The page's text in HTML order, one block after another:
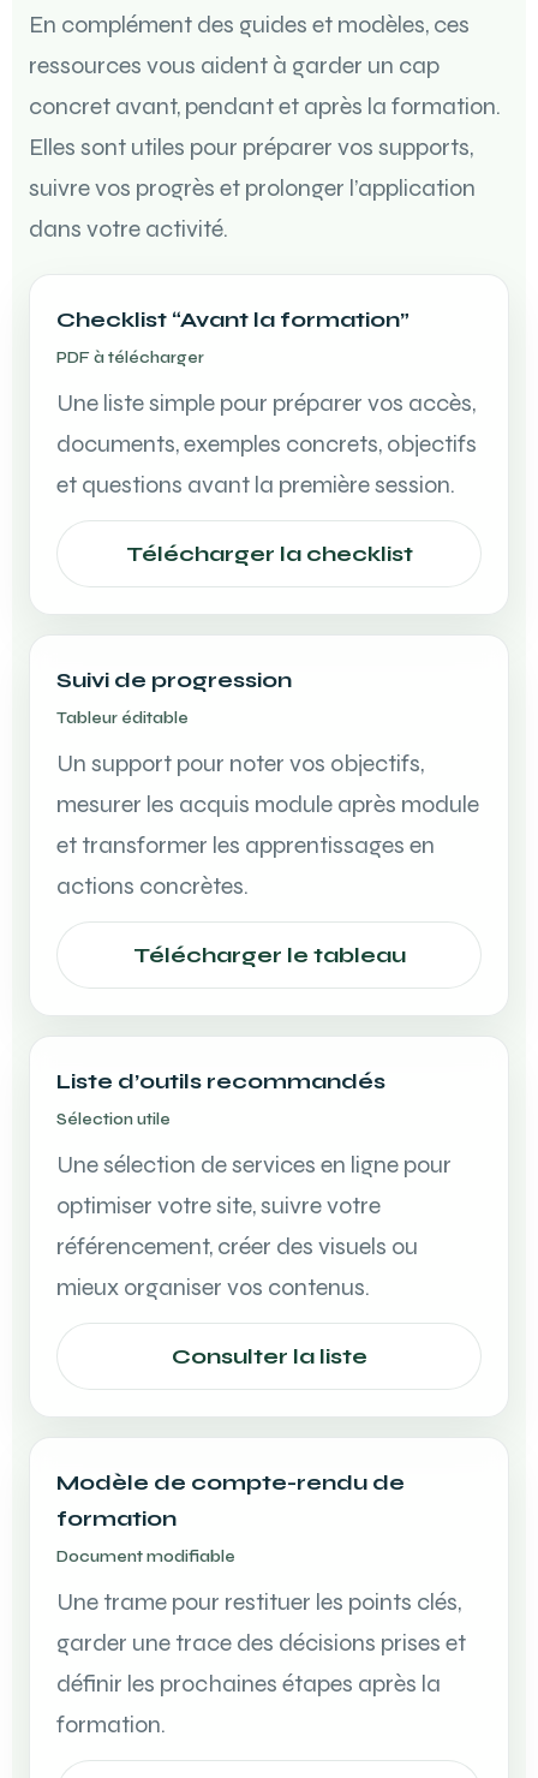
En complément des guides et modèles, ces
ressources vous aident à garder un cap
concret avant, pendant et après la formation.
Elles sont utiles pour préparer vos supports,
suivre vos progrès et prolonger l’application
dans votre activité.
Checklist “Avant la formation”
PDF à télécharger
Une liste simple pour préparer vos accès,
documents, exemples concrets, objectifs
et questions avant la première session.
Télécharger la checklist
Suivi de progression
Tableur éditable
Un support pour noter vos objectifs,
mesurer les acquis module après module
et transformer les apprentissages en
actions concrètes.
Télécharger le tableau
Liste d’outils recommandés
Sélection utile
Une sélection de services en ligne pour
optimiser votre site, suivre votre
référencement, créer des visuels ou
mieux organiser vos contenus.
Consulter la liste
Modèle de compte-rendu de
formation
Document modifiable
Une trame pour restituer les points clés,
garder une trace des décisions prises et
définir les prochaines étapes après la
formation.